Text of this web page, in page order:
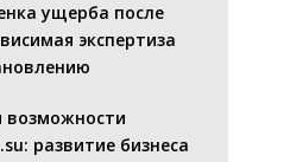
ущерба после
экспертиза
возможности
развитие бизнеса